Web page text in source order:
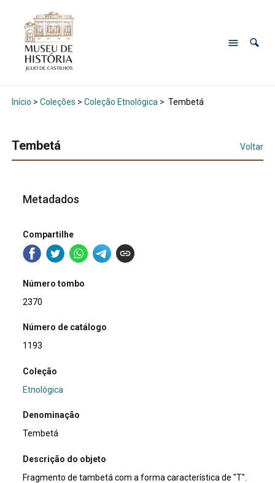
Início > Coleções > Coleção Etnológica > Tembetá
Tembetá Voltar
Metadados
Compartilhe
Número tombo
2370
Número de catálogo
1193
Coleção
Etnológica
Denominação
Tembetá
Descrição do objeto
Fragmento de tambetá com a forma característica de "T".